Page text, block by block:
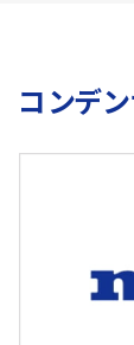
コンデ